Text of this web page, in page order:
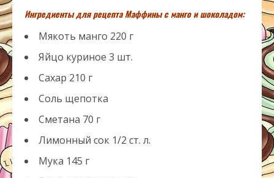
Ингредиенты для рецепта Маффины с манго и шоколадом:
Мякоть манго 220 г
Яйцо куриное 3 шт.
Сахар 210 г
Соль щепотка
Сметана 70 г
Лимонный сок 1/2 ст. л.
Мука 145 г